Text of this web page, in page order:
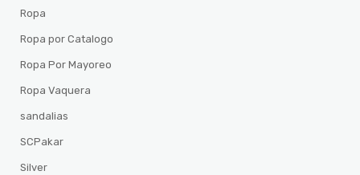
Ropa
Ropa por Catalogo
Ropa Por Mayoreo
Ropa Vaquera
sandalias
SCPakar
Silver